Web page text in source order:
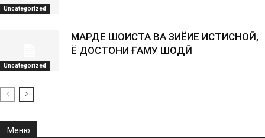
Uncategorized
Uncategorized
МАРДЕ ШОИСТА ВА ЗИЁИЕ ИСТИСНОӢ,
Ё ДОСТОНИ ҒАМУ ШОДӢ
Меню